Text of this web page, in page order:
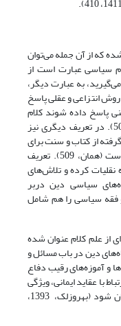
که از آن جمله می‌توان
سیاسی عبارت است از
به عبارت دیگر،
انتزاعی و عقلی پاسخ
پاسخ داده شوند کلام
سیاسی تحقق می‌یابد» (خسروپناه، 1382، 504). در تعریف دیگری نیز
از کتاب و سنت برای
هر انسان آگاه به دین اسلام تعریف شده است (همان، 509). تعریف
کرده و تلاش‌های
سیاسی دین دربر
فقه سیاسی را هم شامل
از علم کلام عنوان شده
دین در باب مسائل و
و آموزه‌های رقیب دفاع
با عقاید ایمانی، ویژگی
تبیینی و توضیحی کلام و ویژگی دفاعی آن بیان شود (بهروزلک، 1393،